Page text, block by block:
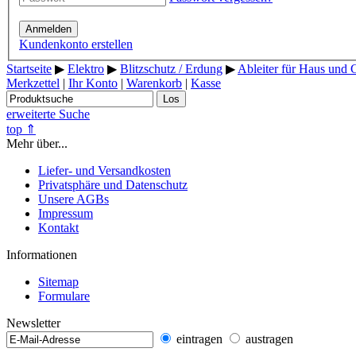
Anmelden
Kundenkonto erstellen
Startseite ▶ Elektro ▶ Blitzschutz / Erdung ▶ Ableiter für Haus und
Merkzettel | Ihr Konto | Warenkorb | Kasse
Los
erweiterte Suche
top ⇑
Mehr über...
Liefer- und Versandkosten
Privatsphäre und Datenschutz
Unsere AGBs
Impressum
Kontakt
Informationen
Sitemap
Formulare
Newsletter
eintragen
austragen